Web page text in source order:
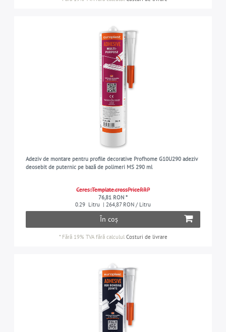
Adeziv de montare pentru profile decorative Profhome G10U290 adeziv
deosebit de puternic pe bază de polimeri MS 290 ml
Ceres::Template.crossPriceRRP
76,81 RON *
0.29 Litru | 264,87 RON / Litru
În coș
* Fără 19% TVAfără calculul Costuri de livrare